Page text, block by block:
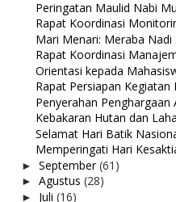
Peringatan Maulid Nabi
Rapat Koordinasi
Mari Menari: Meraba Nadi
Rapat Koordinasi
Orientasi kepada
Rapat Persiapan Kegiatan
Penyerahan Penghargaan
Kebakaran Hutan dan
Selamat Hari Batik
Memperingati Hari
► September(61)
► Agustus (28)
► Juli (16)